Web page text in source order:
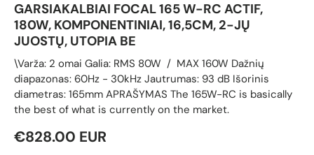
GARSIAKALBIAI FOCAL 165 W-RC ACTIF,
180W, KOMPONENTINIAI, 16,5CM, 2-JŲ
JUOSTŲ, UTOPIA BE
\Varža: 2 omai Galia: RMS 80W / MAX 160W Dažnių
diapazonas: 60Hz - 30kHz Jautrumas: 93 dB Išorinis
diametras: 165mm APRAŠYMAS The 165W-RC is basically
the best of what is currently on the market.
Reguliari kaina
€828.00 EUR